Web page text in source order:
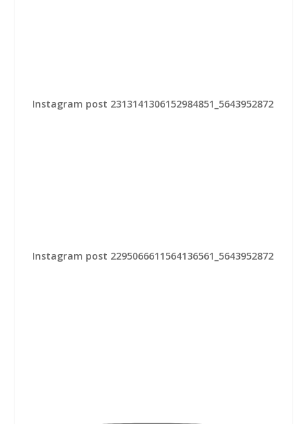
Instagram post 2313141306152984851_5643952872
Instagram post 2295066611564136561_5643952872